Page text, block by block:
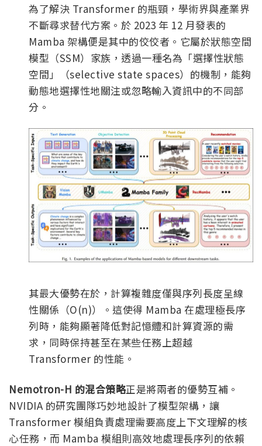
為了解決 Transformer 的瓶頸，學術界與產業界
不斷尋求替代方案。於 2023 年 12 月發表的
Mamba 架構便是其中的佼佼者。它屬於狀態空間
模型（SSM）家族，透過一種名為「選擇性狀態
空間」（selective state spaces）的機制，能夠
動態地選擇性地關注或忽略輸入資訊中的不同部
分。
其最大優勢在於，計算複雜度僅與序列長度呈線
性關係（O(n)）。這使得 Mamba 在處理極長序
列時，能夠顯著降低對記憶體和計算資源的需
求，同時保持甚至在某些任務上超越
Transformer 的性能。
Nemotron-H 的混合策略正是將兩者的優勢互補。
NVIDIA 的研究團隊巧妙地設計了模型架構，讓
Transformer 模組負責處理需要高度上下文理解的核
心任務，而 Mamba 模組則高效地處理長序列的依賴